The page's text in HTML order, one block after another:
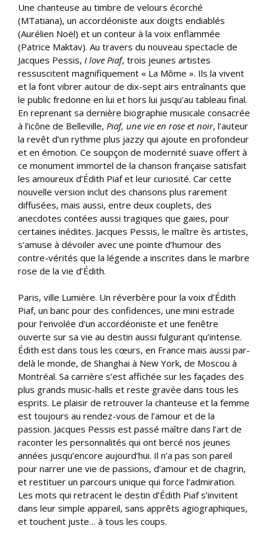
Une chanteuse au timbre de velours écorché
(MTatiana), un accordéoniste aux doigts endiablés
(Aurélien Noël) et un conteur à la voix enflammée
(Patrice Maktav). Au travers du nouveau spectacle de
Jacques Pessis, I love Piaf, trois jeunes artistes
ressuscitent magnifiquement « La Môme ». Ils la vivent
et la font vibrer autour de dix-sept airs entraînants que
le public fredonne en lui et hors lui jusqu’au tableau final.
En reprenant sa dernière biographie musicale consacrée
à l’icône de Belleville, Piaf, une vie en rose et noir, l’auteur
la revêt d’un rythme plus jazzy qui ajoute en profondeur
et en émotion. Ce soupçon de modernité suave offert à
ce monument immortel de la chanson française satisfait
les amoureux d’Édith Piaf et leur curiosité. Car cette
nouvelle version inclut des chansons plus rarement
diffusées, mais aussi, entre deux couplets, des
anecdotes contées aussi tragiques que gaies, pour
certaines inédites. Jacques Pessis, le maître ès artistes,
s’amuse à dévoiler avec une pointe d’humour des
contre-vérités que la légende a inscrites dans le marbre
rose de la vie d’Édith.
Paris, ville Lumière. Un réverbère pour la voix d’Édith
Piaf, un banc pour des confidences, une mini estrade
pour l’envolée d’un accordéoniste et une fenêtre
ouverte sur sa vie au destin aussi fulgurant qu’intense.
Édith est dans tous les cœurs, en France mais aussi par-
delà le monde, de Shanghai à New York, de Moscou à
Montréal. Sa carrière s’est affichée sur les façades des
plus grands music-halls et reste gravée dans tous les
esprits. Le plaisir de retrouver la chanteuse et la femme
est toujours au rendez-vous de l’amour et de la
passion. Jacques Pessis est passé maître dans l’art de
raconter les personnalités qui ont bercé nos jeunes
années jusqu’encore aujourd’hui. Il n’a pas son pareil
pour narrer une vie de passions, d’amour et de chagrin,
et restituer un parcours unique qui force l’admiration.
Les mots qui retracent le destin d’Édith Piaf s’invitent
dans leur simple appareil, sans apprêts agiographiques,
et touchent juste… à tous les coups.